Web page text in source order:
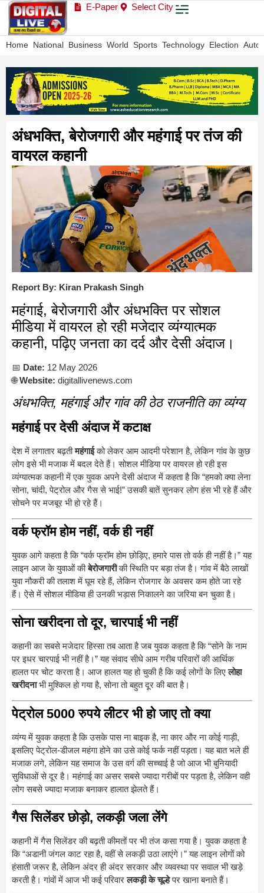
E-Paper Select City
Home National Business World Sports Technology Election Auto
अंधभक्ति, बेरोजगारी और महंगाई पर तंज की
वायरल कहानी
Report By: Kiran Prakash Singh
महंगाई, बेरोजगारी और अंधभक्ति पर सोशल
मीडिया में वायरल हो रही मजेदार व्यंग्यात्मक
कहानी, पढ़िए जनता का दर्द और देसी अंदाज।
📅 Date: 12 May 2026
🌐Website: digitallivenews.com
अंधभक्ति, महंगाई और गांव की ठेठ राजनीति का व्यंग्य
महंगाई पर देसी अंदाज में कटाक्ष
देश में लगातार बढ़तीमहंगाईको लेकर आम आदमी परेशान है, लेकिन गांव के कुछ
लोग इसे भी मजाक में बदल देते हैं। सोशल मीडिया पर वायरल हो रही इस
व्यंग्यात्मक कहानी में एक युवक अपने देसी अंदाज में कहता है कि “हमको क्या लेना
सोना, चांदी, पेट्रोल और गैस से भाई!” उसकी बातें सुनकर लोग हंस भी रहे हैं और
सोचने पर मजबूर भी हो रहे हैं।
वर्क फ्रॉम होम नहीं, वर्क ही नहीं
युवक आगे कहता है कि “वर्क फ्रॉम होम छोड़िए, हमारे पास तो वर्क ही नहीं है।” यह
लाइन आज के युवाओं कीबेरोजगारीकी स्थिति पर बड़ा तंज है। गांव में बैठे लाखों
युवा नौकरी की तलाश में घूम रहे हैं, लेकिन रोजगार के अवसर कम होते जा रहे
हैं। ऐसे में सोशल मीडिया ही उनकी भड़ास निकालने का जरिया बन चुका है।
सोना खरीदना तो दूर, चारपाई भी नहीं
कहानी का सबसे मजेदार हिस्सा तब आता है जब युवक कहता है कि “सोने के नाम
पर इधर चारपाई भी नहीं है।” यह संवाद सीधे आम गरीब परिवारों की आर्थिक
हालत पर चोट करता है। आज हालत यह हो चुकी है कि कई लोगों के लिएलोहा
खरीदनाभी मुश्किल हो गया है, सोना तो बहुत दूर की बात है।
पेट्रोल 5000 रुपये लीटर भी हो जाए तो क्या
व्यंग्य में युवक कहता है कि उसके पास ना बाइक है, ना कार और ना कोई गाड़ी,
इसलिए पेट्रोल-डीजल महंगा होने का उसे कोई फर्क नहीं पड़ता। यह बात भले ही
मजाक लगे, लेकिन यह समाज के उस वर्ग की सच्चाई है जो आज भी बुनियादी
सुविधाओं से दूर है। महंगाई का असर सबसे ज्यादा गरीबों पर पड़ता है, लेकिन वही
लोग सबसे ज्यादा मजाक बनाकर हालात झेलते हैं।
गैस सिलेंडर छोड़ो, लकड़ी जला लेंगे
कहानी में गैस सिलेंडर की बढ़ती कीमतों पर भी तंज कसा गया है। युवक कहता है
कि “अडानी जंगल काट रहा है, वहीं से लकड़ी उठा लाएंगे।” यह लाइन लोगों को
हंसाती जरूर है, लेकिन अंदर ही अंदर सरकार और व्यवस्था पर सवाल भी खड़े
करती है। गांवों में आज भी कई परिवारलकड़ी के चूल्हेपर खाना बनाते हैं।